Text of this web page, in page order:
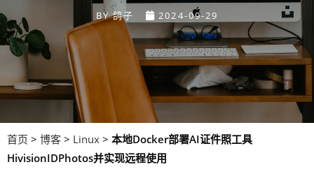
BY鸽子 2024-09-29
首页 > 博客 > Linux > 本地Docker部署AI证件照工具
HivisionIDPhotos并实现远程使用